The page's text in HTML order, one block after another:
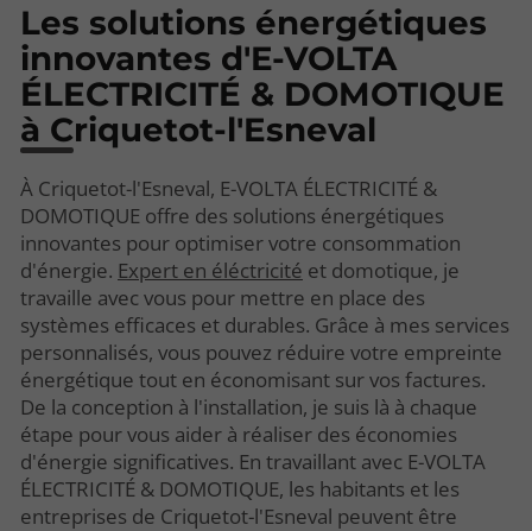
Les solutions énergétiques
innovantes d'E-VOLTA
ÉLECTRICITÉ & DOMOTIQUE
à Criquetot-l'Esneval
À Criquetot-l'Esneval, E-VOLTA ÉLECTRICITÉ &
DOMOTIQUE offre des solutions énergétiques
innovantes pour optimiser votre consommation
d'énergie. Expert en éléctricité et domotique, je
travaille avec vous pour mettre en place des
systèmes efficaces et durables. Grâce à mes services
personnalisés, vous pouvez réduire votre empreinte
énergétique tout en économisant sur vos factures.
De la conception à l'installation, je suis là à chaque
étape pour vous aider à réaliser des économies
d'énergie significatives. En travaillant avec E-VOLTA
ÉLECTRICITÉ & DOMOTIQUE, les habitants et les
entreprises de Criquetot-l'Esneval peuvent être